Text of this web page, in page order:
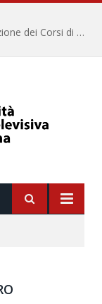
Università per Stranieri di Siena – Inaugurazione dei Corsi di Lingua e Cultura Italiana, 109a annata